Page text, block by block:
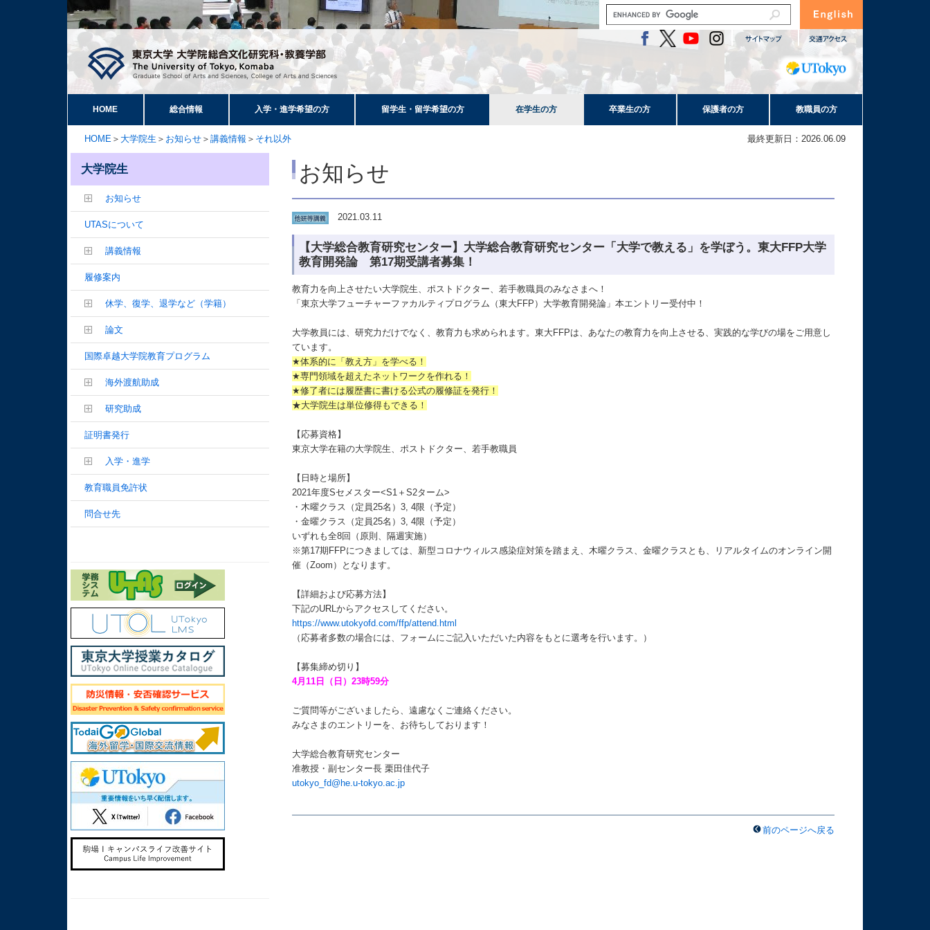
HOME 総合情報 入学・進学希望の方 留学生・留学希望の方 在学生の方 卒業生の方 保護者の方 教職員の方
HOME ＞ 大学院生 ＞ お知らせ ＞ 講義情報 ＞ それ以外 最終更新日：2026.06.09
お知らせ
2021.03.11
【大学総合教育研究センター】大学総合教育研究センター「大学で教える」を学ぼう。東大FFP大学
教育開発論 第17期受講者募集！
教育力を向上させたい大学院生、ポストドクター、若手教職員のみなさまへ！
「東京大学フューチャーファカルティプログラム（東大FFP）大学教育開発論」本エントリー受付中！
大学教員には、研究力だけでなく、教育力も求められます。東大FFPは、あなたの教育力を向上させる、実践的な学びの場をご用意し
ています。
★体系的に「教え方」を学べる！
★専門領域を超えたネットワークを作れる！
★修了者には履歴書に書ける公式の履修証を発行！
★大学院生は単位修得もできる！
【応募資格】
東京大学在籍の大学院生、ポストドクター、若手教職員
【日時と場所】
2021年度Sセメスター<S1＋S2ターム>
・木曜クラス（定員25名）3, 4限（予定）
・金曜クラス（定員25名）3, 4限（予定）
いずれも全8回（原則、隔週実施）
※第17期FFPにつきましては、新型コロナウィルス感染症対策を踏まえ、木曜クラス、金曜クラスとも、リアルタイムのオンライン開
催（Zoom）となります。
【詳細および応募方法】
下記のURLからアクセスしてください。
https://www.utokyofd.com/ffp/attend.html
（応募者多数の場合には、フォームにご記入いただいた内容をもとに選考を行います。）
【募集締め切り】
4月11日（日）23時59分
ご質問等がございましたら、遠慮なくご連絡ください。
みなさまのエントリーを、お待ちしております！
大学総合教育研究センター
准教授・副センター長 栗田佳代子
utokyo_fd@he.u-tokyo.ac.jp
前のページへ戻る
大学院生
お知らせ
UTASについて
講義情報
履修案内
休学、復学、退学など（学籍）
論文
国際卓越大学院教育プログラム
海外渡航助成
研究助成
証明書発行
入学・進学
教育職員免許状
問合せ先